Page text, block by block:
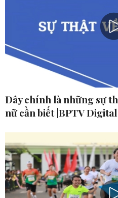
Đây chính là những sự
nữ cần biết |BPTV Digital